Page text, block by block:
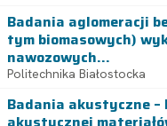
Badania aglomeracji
tym biomasowych)
nawozowych...
Politechnika Białostocka
Badania akustyczne